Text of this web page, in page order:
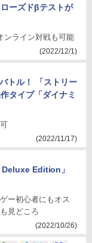
ーズドβテストが
ンライン対戦も可能
(2022/12/1)
トル！ 「ストリー
タイプ「ダイナミ
(2022/11/17)
Deluxe Edition」
ー初心者にもオス
見どころ
(2022/10/26)